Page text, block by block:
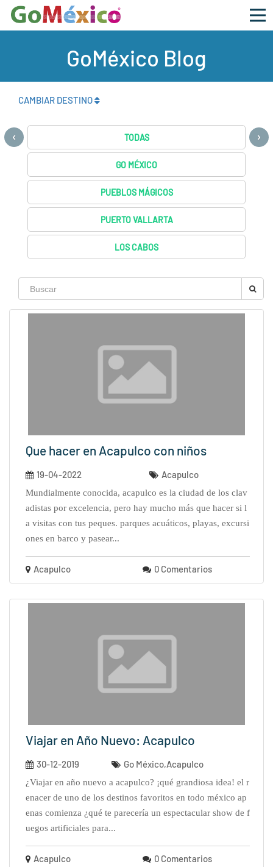
GoMéxico Blog
CAMBIAR DESTINO
TODAS
GO MÉXICO
PUEBLOS MÁGICOS
PUERTO VALLARTA
LOS CABOS
‹ ›
Que hacer en Acapulco con niños
19-04-2022 Acapulco
mundialmente conocida, acapulco es la ciudad de los clav
adistas por excelencia, pero hay mucho más que hacer si l
a visitas con tus peques. parques acuáticos, playas, excursi
ones en barco y pasear...
Acapulco 0 Comentarios
Viajar en Año Nuevo: Acapulco
30-12-2019 Go México,Acapulco
¿viajar en año nuevo a acapulco? ¡qué grandiosa idea! el r
enacer de uno de los destinos favoritos en todo méxico ap
enas comienza ¿qué te parecería un espectacular show de f
uegos artificiales para...
Acapulco 0 Comentarios